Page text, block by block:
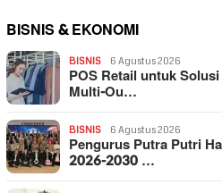
BISNIS & EKONOMI
BISNIS 6 Agustus 2026
POS Retail untuk
Multi-Ou…
BISNIS 6 Agustus 2026
Pengurus Putra Putri
2026-2030 …